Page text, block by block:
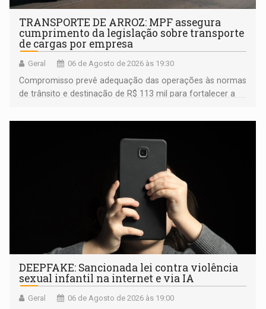
TRANSPORTE DE ARROZ: MPF assegura
cumprimento da legislação sobre transporte
de cargas por empresa
Geral 06 de Agosto de 2026 às 19:30
Compromisso prevê adequação das operações às normas
de trânsito e destinação de R$ 113 mil para fortalecer a
DEEPFAKE: Sancionada lei contra violência
sexual infantil na internet e via IA
Geral 06 de Agosto de 2026 às 19:00